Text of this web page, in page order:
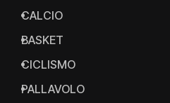
CALCIO
BASKET
CICLISMO
PALLAVOLO